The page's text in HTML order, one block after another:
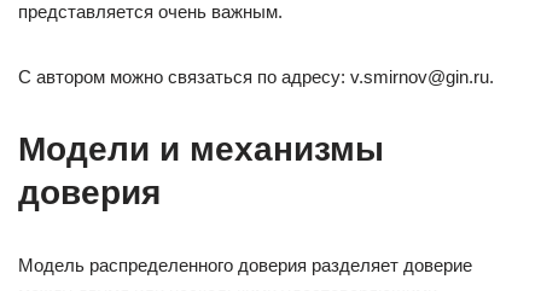
представляется очень важным.
С автором можно связаться по адресу: v.smirnov@gin.ru.
Модели и механизмы
доверия
Модель распределенного доверия разделяет доверие